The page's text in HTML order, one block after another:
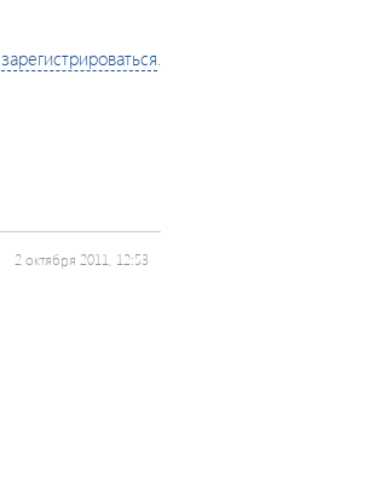
зарегистрироваться.
2 октября 2011, 12:53